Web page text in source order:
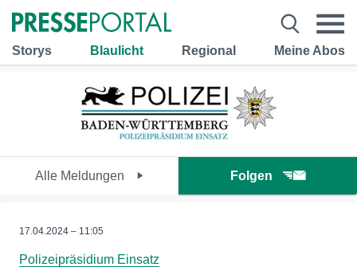
Storys Blaulicht Regional Meine Abos
Alle Meldungen Folgen
17.04.2024 – 11:05
Polizeipräsidium Einsatz